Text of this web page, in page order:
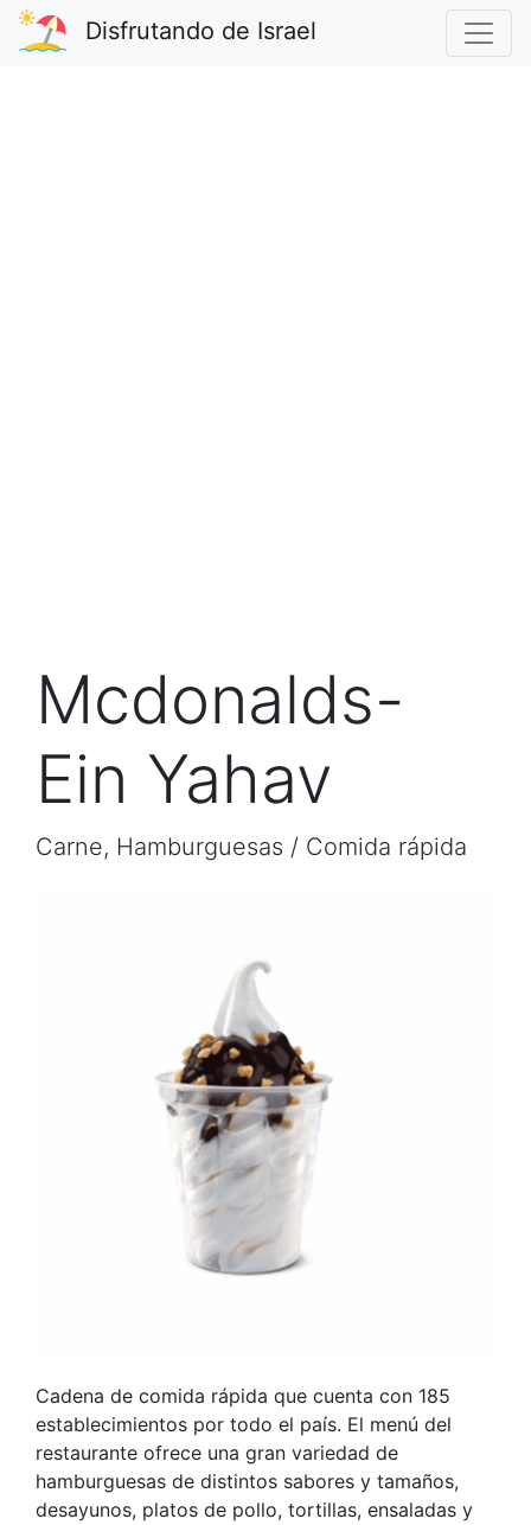
Disfrutando de Israel
Mcdonalds-
Ein Yahav
Carne, Hamburguesas / Comida rápida
Cadena de comida rápida que cuenta con 185
establecimientos por todo el país. El menú del
restaurante ofrece una gran variedad de
hamburguesas de distintos sabores y tamaños,
desayunos, platos de pollo, tortillas, ensaladas y